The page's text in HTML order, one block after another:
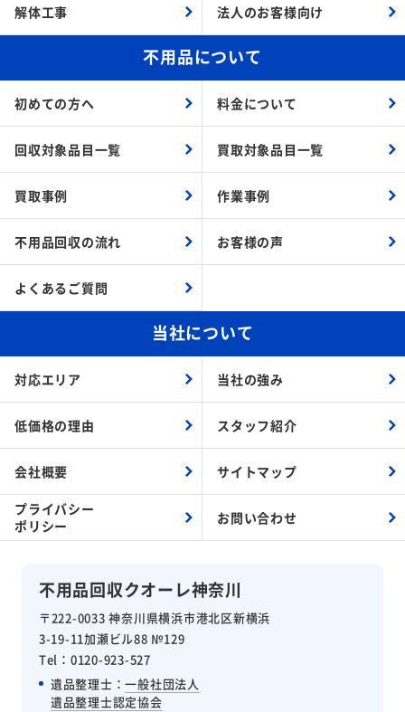
不用品回収クオーレ神奈川
〒222-0033 神奈川県横浜市港北区新横浜
3-19-11加瀬ビル88 №129
Tel：0120-923-527
遺品整理士：一般社団法人
遺品整理士認定協会
解体工事 法人のお客様向け
不用品について
初めての方へ 料金について
回収対象品目一覧 買取対象品目一覧
買取事例 作業事例
不用品回収の流れ お客様の声
よくあるご質問
当社について
対応エリア 当社の強み
低価格の理由 スタッフ紹介
会社概要 サイトマップ
プライバシー
ポリシー
お問い合わせ